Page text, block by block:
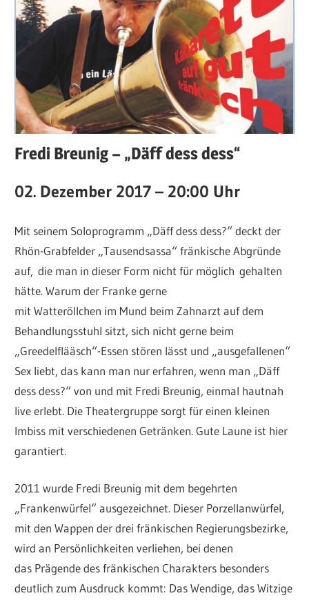
Fredi Breunig – „Däff dess dess“
02. Dezember 2017 – 20:00 Uhr
Mit seinem Soloprogramm „Däff dess dess?“ deckt der
Rhön-Grabfelder „Tausendsassa“ fränkische Abgründe
auf, die man in dieser Form nicht für möglich gehalten
hätte. Warum der Franke gerne
mit Watteröllchen im Mund beim Zahnarzt auf dem
Behandlungsstuhl sitzt, sich nicht gerne beim
„Greedelflääsch“-Essen stören lässt und „ausgefallenen“
Sex liebt, das kann man nur erfahren, wenn man „Däff
dess dess?“ von und mit Fredi Breunig, einmal hautnah
live erlebt. Die Theatergruppe sorgt für einen kleinen
Imbiss mit verschiedenen Getränken. Gute Laune ist hier
garantiert.
2011 wurde Fredi Breunig mit dem begehrten
„Frankenwürfel“ ausgezeichnet. Dieser Porzellanwürfel,
mit den Wappen der drei fränkischen Regierungsbezirke,
wird an Persönlichkeiten verliehen, bei denen
das Prägende des fränkischen Charakters besonders
deutlich zum Ausdruck kommt: Das Wendige, das Witzige